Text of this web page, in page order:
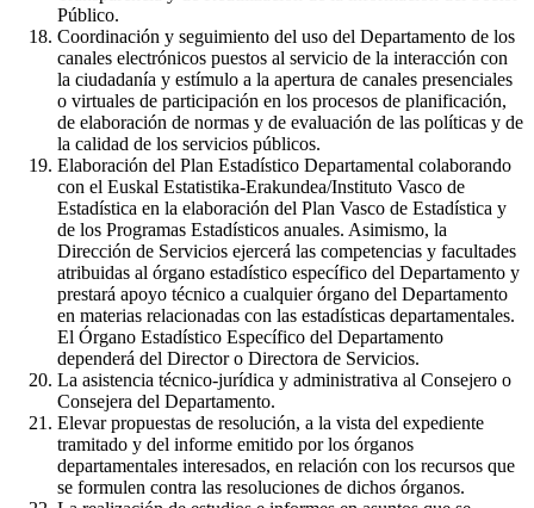
Público.
Coordinación y seguimiento del uso del Departamento de los
canales electrónicos puestos al servicio de la interacción con
la ciudadanía y estímulo a la apertura de canales presenciales
o virtuales de participación en los procesos de planificación,
de elaboración de normas y de evaluación de las políticas y de
la calidad de los servicios públicos.
Elaboración del Plan Estadístico Departamental colaborando
con el Euskal Estatistika-Erakundea/Instituto Vasco de
Estadística en la elaboración del Plan Vasco de Estadística y
de los Programas Estadísticos anuales. Asimismo, la
Dirección de Servicios ejercerá las competencias y facultades
atribuidas al órgano estadístico específico del Departamento y
prestará apoyo técnico a cualquier órgano del Departamento
en materias relacionadas con las estadísticas departamentales.
El Órgano Estadístico Específico del Departamento
dependerá del Director o Directora de Servicios.
La asistencia técnico-jurídica y administrativa al Consejero o
Consejera del Departamento.
Elevar propuestas de resolución, a la vista del expediente
tramitado y del informe emitido por los órganos
departamentales interesados, en relación con los recursos que
se formulen contra las resoluciones de dichos órganos.